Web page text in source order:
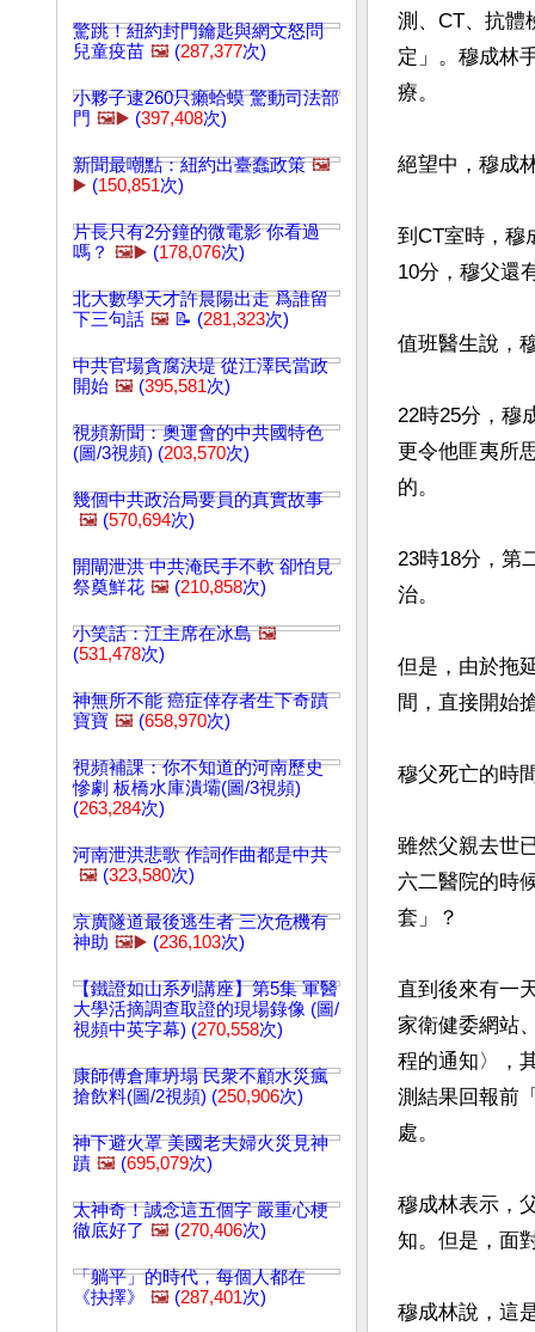
驚跳！紐約封門鑰匙與網文怒問
兒童疫苗 🖼️ (287,377次)
小夥子逮260只癩蛤蟆 驚動司法部
門 🖼️▶️ (397,408次)
新聞最嘲點：紐約出臺蠢政策 🖼️
▶️ (150,851次)
片長只有2分鐘的微電影 你看過
嗎？ 🖼️▶️ (178,076次)
北大數學天才許晨陽出走 爲誰留
下三句話 🖼️ 📝 (281,323次)
中共官場貪腐決堤 從江澤民當政
開始 🖼️ (395,581次)
視頻新聞：奧運會的中共國特色
(圖/3視頻) (203,570次)
幾個中共政治局要員的真實故事
🖼️ (570,694次)
開閘泄洪 中共淹民手不軟 卻怕見
祭奠鮮花 🖼️ (210,858次)
小笑話：江主席在冰島 🖼️
(531,478次)
神無所不能 癌症倖存者生下奇蹟
寶寶 🖼️ (658,970次)
視頻補課：你不知道的河南歷史
慘劇 板橋水庫潰壩(圖/3視頻)
(263,284次)
河南泄洪悲歌 作詞作曲都是中共
🖼️ (323,580次)
京廣隧道最後逃生者 三次危機有
神助 🖼️▶️ (236,103次)
【鐵證如山系列講座】第5集 軍醫
大學活摘調查取證的現場錄像 (圖/
視頻中英字幕) (270,558次)
康師傅倉庫坍塌 民衆不顧水災瘋
搶飲料(圖/2視頻) (250,906次)
神下避火罩 美國老夫婦火災見神
蹟 🖼️ (695,079次)
太神奇！誠念這五個字 嚴重心梗
徹底好了 🖼️ (270,406次)
「躺平」的時代，每個人都在
《抉擇》
🖼️ (287,401次)
測、CT、抗體
定」。穆成林
療。
絕望中，穆成
到CT室時，穆
10分，穆父還
值班醫生說，
22時25分，穆
更令他匪夷所
的。
23時18分，第
治。
但是，由於拖
間，直接開始
穆父死亡的時
雖然父親去世
六二醫院的時
套」？
直到後來有一
家衛健委網站
程的通知〉，
測結果回報前
處。
穆成林表示，
知。但是，面
穆成林說，這